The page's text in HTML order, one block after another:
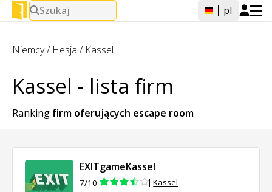
Szukaj pl
Niemcy/ Hesja / Kassel
Kassel - lista firm
Ranking firm oferujących escape room
EXITgameKassel
7/10 Kassel